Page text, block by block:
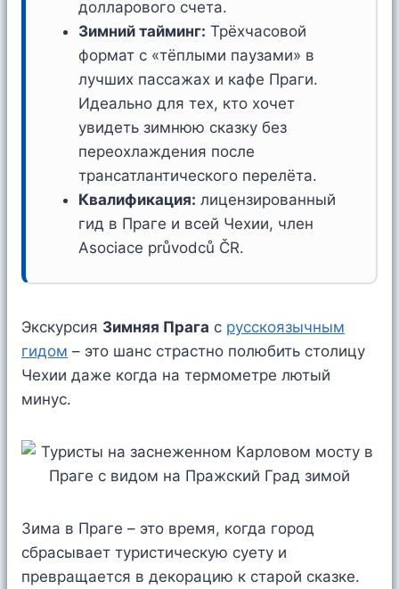
долларового счета.
Зимний тайминг: Трёхчасовой
формат с «тёплыми паузами» в
лучших пассажах и кафе Праги.
Идеально для тех, кто хочет
увидеть зимнюю сказку без
переохлаждения после
трансатлантического перелёта.
Квалификация: лицензированный
гид в Праге и всей Чехии, член
Asociace průvodců ČR.
Экскурсия Зимняя Прага с русскоязычным
гидом – это шанс страстно полюбить столицу
Чехии даже когда на термометре лютый
минус.
Зима в Праге – это время, когда город
сбрасывает туристическую суету и
превращается в декорацию к старой сказке.